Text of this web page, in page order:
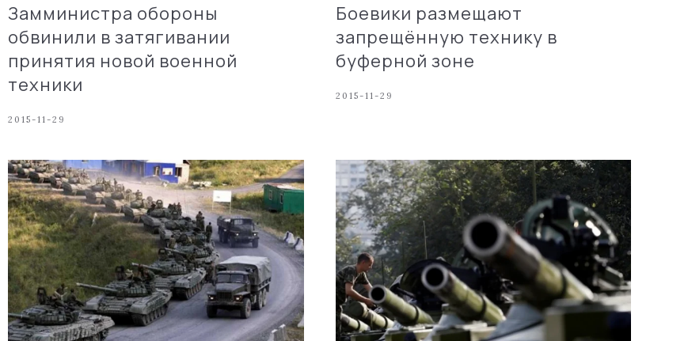
Замминистра обороны
обвинили в затягивании
принятия новой военной
техники
2015-11-29
Боевики размещают
запрещённую технику в
буферной зоне
2015-11-29